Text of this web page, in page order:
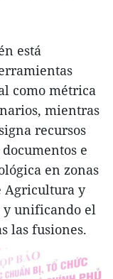
está
como métrica
mientras
recursos
e
en zonas
Agricultura y
y unificando el
las fusiones.